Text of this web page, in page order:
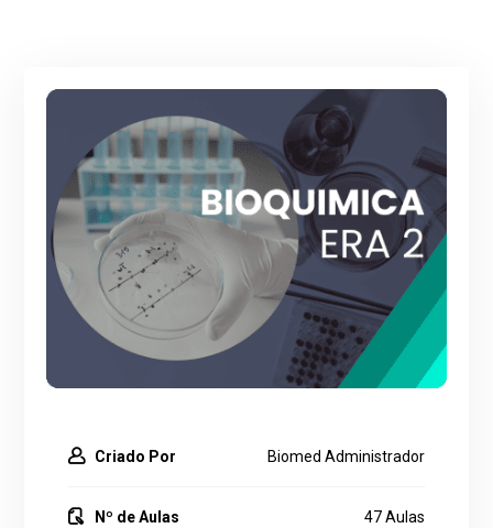
Criado Por Biomed Administrador
Nº de Aulas 47 Aulas